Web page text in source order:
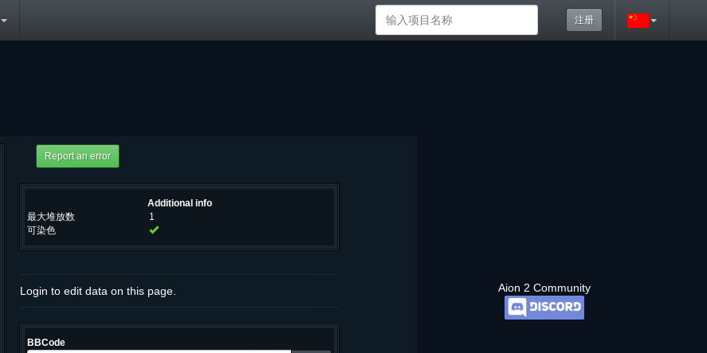
注册
Aion 2 Community
Additional info
最大堆放数
1
可染色
Login to edit data on this page.
BBCode